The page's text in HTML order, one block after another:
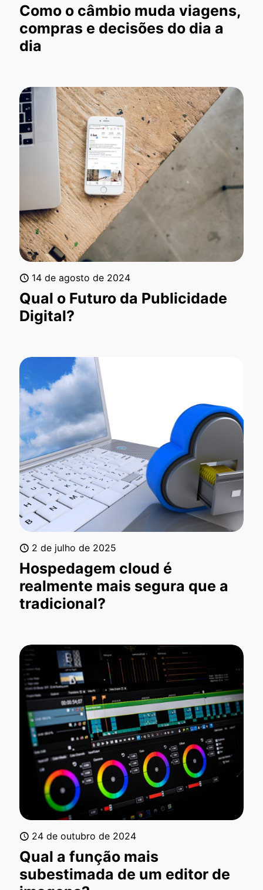
Como o câmbio muda viagens,
compras e decisões do dia a
dia
14 de agosto de 2024
Qual o Futuro da Publicidade
Digital?
2 de julho de 2025
Hospedagem cloud é
realmente mais segura que a
tradicional?
24 de outubro de 2024
Qual a função mais
subestimada de um editor de